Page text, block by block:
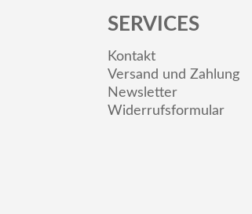
SERVICES
Kontakt
Versand und Zahlung
Newsletter
Widerrufsformular